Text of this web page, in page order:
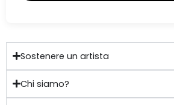
Sostenere un artista
Chi siamo?